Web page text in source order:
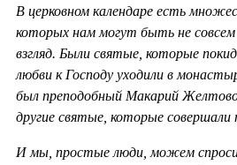
В церковном календаре есть
которых нам могут быть не
взгляд. Были святые, которые
любви к Господу уходили в
был преподобный Макарий
другие святые, которые
И мы, простые люди, можем